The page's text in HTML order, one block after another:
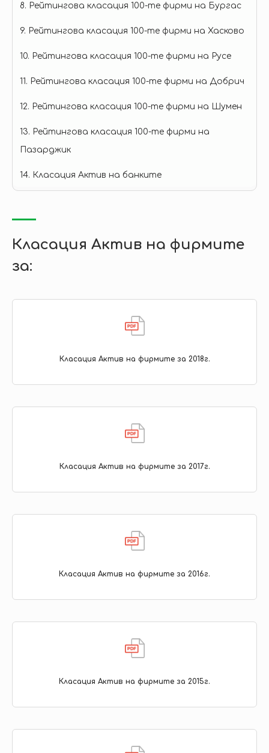
Класация Актив на фирмите
за:
Класация Актив на фирмите за 2018г.
Класация Актив на фирмите за 2017г.
Класация Актив на фирмите за 2016г.
Класация Актив на фирмите за 2015г.
8. Рейтингова класация 100-те фирми на Бургас
9. Рейтингова класация 100-те фирми на Хасково
10. Рейтингова класация 100-те фирми на Русе
11. Рейтингова класация 100-те фирми на Добрич
12. Рейтингова класация 100-те фирми на Шумен
13. Рейтингова класация 100-те фирми на
Пазарджик
14. Класация Актив на банките